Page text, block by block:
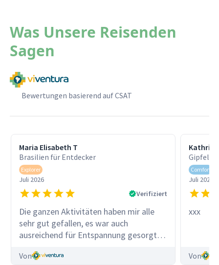
Was Unsere Reisenden
Sagen
Bewertungen basierend auf CSAT
Maria Elisabeth T
Brasilien für Entdecker
Explorer
Juli 2026
Verifiziert
Die ganzen Aktivitäten haben mir alle
sehr gut gefallen, es war auch
ausreichend für Entspannung gesorgt.
besonders und Rio durfte auch nicht
Von
Kathrin
Gipfel &
Comfort
Juli 2026
xxx
Von